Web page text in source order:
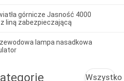
górnicze Jasność 4000
liną zabezpieczającą
lampa nasadkowa
Wszystko